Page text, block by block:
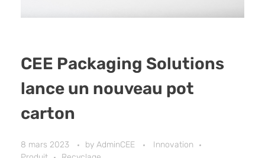
CEE Packaging Solutions
lance un nouveau pot